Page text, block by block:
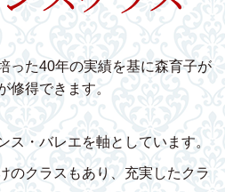
った40年の実績を基に森育子が
修得できます。
ス・バレエを軸としています。
のクラスもあり、充実したクラ